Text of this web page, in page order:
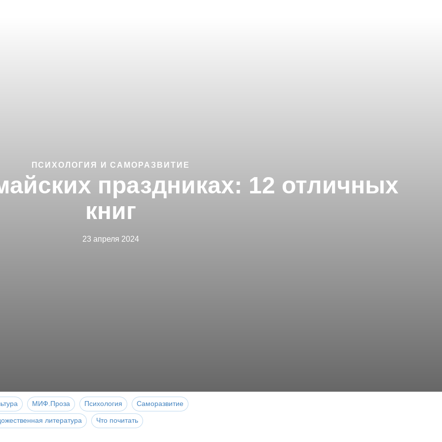
ПСИХОЛОГИЯ И САМОРАЗВИТИЕ
праздниках: 12 отличных
книг
23 апреля 2024
МИФ.Проза Психология Саморазвитие
литература Что почитать